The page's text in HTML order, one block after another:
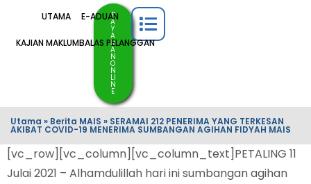
UTAMA E-ADUAN
KAJIAN MAKLUMBALAS PELANGGAN
B
A
Y
A
R
A
N
O
N
LI
N
E
Utama » Berita MAIS » SERAMAI 212 PENERIMA YANG TERKESAN
AKIBAT COVID-19 MENERIMA SUMBANGAN AGIHAN FIDYAH MAIS
[vc_row][vc_column][vc_column_text]PETALING 11
Julai 2021 – Alhamdulillah hari ini sumbangan agihan